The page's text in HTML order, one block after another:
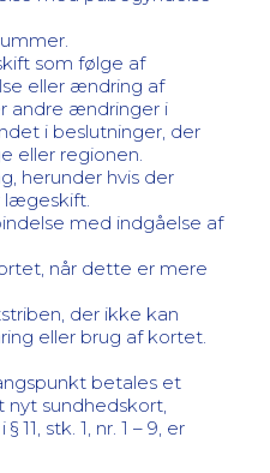
som følge af
eller ændring af
andre ændringer i
i beslutninger, der
eller regionen.
herunder hvis der
lægeskift.
med indgåelse af
når dette er mere
der ikke kan
eller brug af kortet.
betales et
sundhedskort,
stk. 1, nr. 1 – 9, er